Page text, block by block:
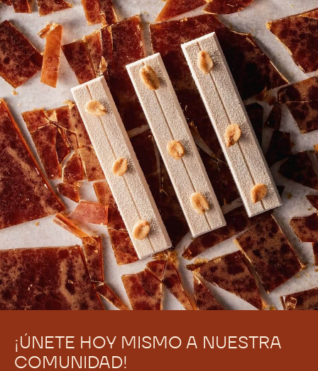
¡ÚNETE HOY MISMO A NUESTRA
COMUNIDAD!